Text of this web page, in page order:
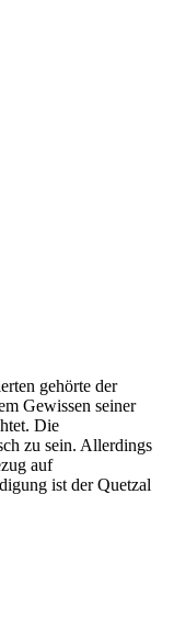
gehörte der
Gewissen seiner
Die
zu sein. Allerdings
auf
ist der Quetzal